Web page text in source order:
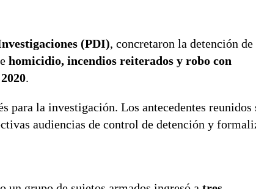
(PDI), concretaron la detención de
homicidio, incendios reiterados y robo con
2020.
para la investigación. Los antecedentes reunidos
audiencias de control de detención y